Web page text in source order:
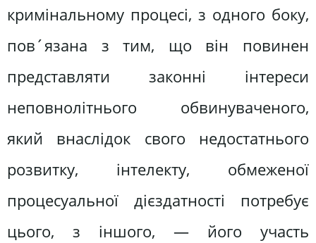
кримінальному процесі, з одного боку,
пов´язана з тим, що він повинен
представляти законні інтереси
неповнолітнього обвинуваченого,
який внаслідок свого недостатнього
розвитку, інтелекту, обмеженої
процесуальної дієздатності потребує
цього, з іншого, — його участь